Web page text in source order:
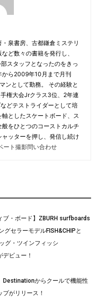
泉書房、古都鎌倉ミステリ
ど数々の書籍を発行し、
スタッフとなったのをきっ
ら2009年10月まで月刊
ンとして勤務。 その経験と
権大会Jrクラス3位、2年連
どテストライダーとして培
としたスケートボード、ス
をひとつのコーストカルチ
ッターを押し、発信し続け
ート撮影問い合わせ
ブ・ボード】ZBURH surfboards
グセラーモデルFISH&CHIPと
グ・ツインフィッシ
ビュー！
Destinationからクールで機能性
がリリース！